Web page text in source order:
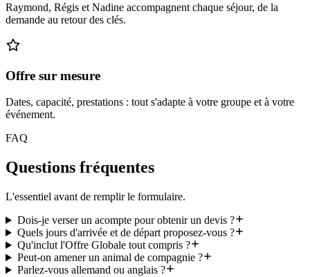
Raymond, Régis et Nadine accompagnent chaque séjour, de la
demande au retour des clés.
Offre sur mesure
Dates, capacité, prestations : tout s'adapte à votre groupe et à votre
événement.
FAQ
Questions fréquentes
L'essentiel avant de remplir le formulaire.
Dois-je verser un acompte pour obtenir un devis ?
Quels jours d'arrivée et de départ proposez-vous ?
Qu'inclut l'Offre Globale tout compris ?
Peut-on amener un animal de compagnie ?
Parlez-vous allemand ou anglais ?